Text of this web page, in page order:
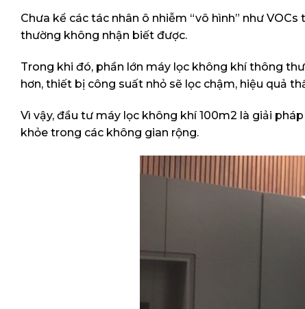
Chưa kể các tác nhân ô nhiễm “vô hình” như
thường không nhận biết được.
Trong khi đó, phần lớn máy lọc không khí thông
hơn, thiết bị công suất nhỏ sẽ lọc chậm, hiệu quả
Vì vậy, đầu tư máy lọc không khí 100m2 là giải
khỏe trong các không gian rộng.